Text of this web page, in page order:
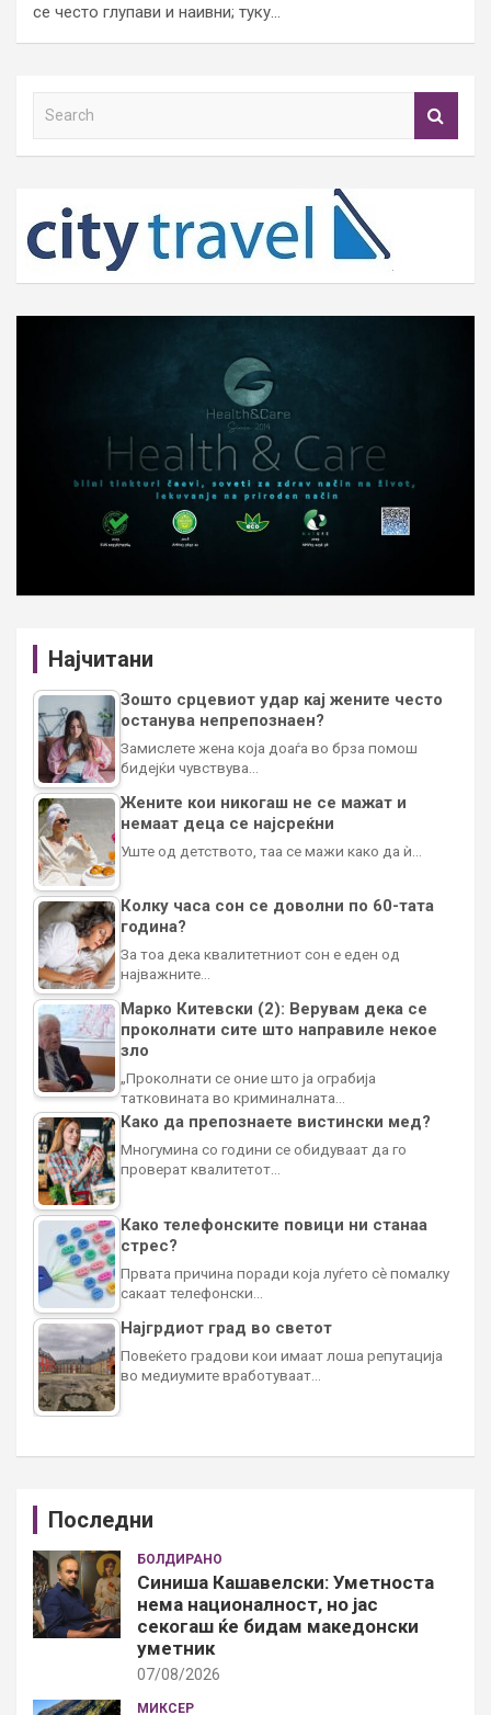
се често глупави и наивни; туку…
h
Најчитани
Зошто срцевиот удар кај жените често
останува непрепознаен?
Замислете жена која доаѓа во брза помош
бидејќи чувствува…
Жените кои никогаш не се мажат и
немаат деца се најсреќни
Уште од детството, таа се мажи како да ѝ…
Колку часа сон се доволни по 60-тата
година?
За тоа дека квалитетниот сон е еден од
најважните…
Марко Китевски (2): Верувам дека се
проколнати сите што направиле некое
зло
„Проколнати се оние што ја ограбија
татковината во криминалната…
Како да препознаете вистински мед?
Многумина со години се обидуваат да го
проверат квалитетот…
Како телефонските повици ни станаа
стрес?
Првата причина поради која луѓето сè помалку
сакаат телефонски…
Најгрдиот град во светот
Повеќето градови кои имаат лоша репутација
во медиумите вработуваат…
Последни
БОЛДИРАНО
Синиша Кашавелски: Уметноста
нема националност, но јас
секогаш ќе бидам македонски
уметник
07/08/2026
МИКСЕР